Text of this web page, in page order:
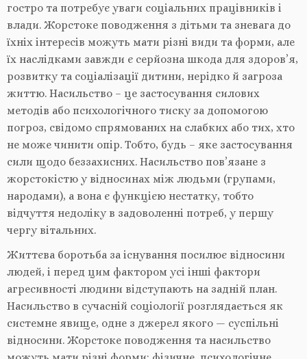
гостро та потребує уваги соціальних працівників і
влади. Жорстоке поводження з дітьми та зневага до
їхніх інтересів можуть мати різні види та форми, але
їх наслідками завжди є серйозна шкода для здоров’я,
розвитку та соціалізації дитини, нерідко й загроза
життю. Насильство – це застосування силових
методів або психологічного тиску за допомогою
погроз, свідомо спрямованих на слабких або тих, хто
не може чинити опір. Тобто, будь – яке застосування
сили щодо беззахисних. Насильство пов’язане з
жорстокістю у відносинах між людьми (групами,
народами), а вона є функцією нестатку, тобто
відчуття недоліку в задоволенні потреб, у першу
чергу вітальних.
Життєва боротьба за існування посилює відносини
людей, і перед цим фактором усі інші фактори
агресивності людини відступають на задній план.
Насильство в сучасній соціології розглядається як
системне явище, одне з джерел якого — суспільні
відносини. Жорстоке поводження та насильство